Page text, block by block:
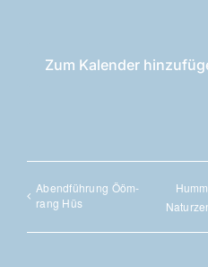
Zum Kalender
Abend­füh­rung Ööm­
rang Hüs